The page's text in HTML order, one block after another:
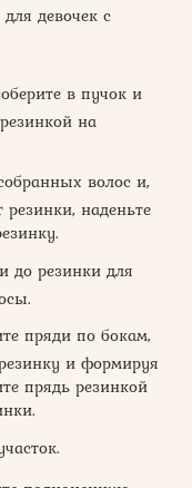
девочек с
в пучок и
на
волос и,
наденьте
до резинки для
пряди по бокам,
и формируя
прядь резинкой